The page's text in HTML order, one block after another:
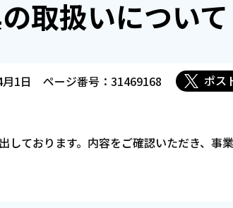
取扱いについて
1日 ページ番号：31469168 ポス
ております。内容をご確認いただき、事